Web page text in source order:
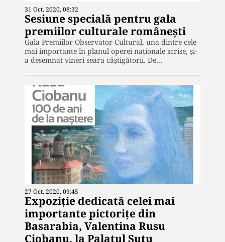
31 Oct. 2020, 08:32
Sesiune specială pentru gala
premiilor culturale românești
Gala Premiilor Observator Cultural, una dintre cele
mai importante în planul operei naționale scrise, și-
a desemnat vineri seara câștigătorii. De…
27 Oct. 2020, 09:45
Expoziție dedicată celei mai
importante pictorițe din
Basarabia, Valentina Rusu
Ciobanu, la Palatul Suțu